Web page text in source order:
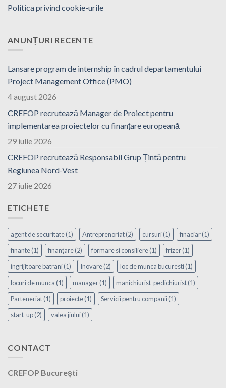
Politica privind cookie-urile
ANUNȚURI RECENTE
Lansare program de internship în cadrul departamentului
Project Management Office (PMO)
4 august 2026
CREFOP recrutează Manager de Proiect pentru
implementarea proiectelor cu finanțare europeană
29 iulie 2026
CREFOP recrutează Responsabil Grup Țintă pentru
Regiunea Nord-Vest
27 iulie 2026
ETICHETE
agent de securitate(1) Antreprenoriat(2) cursuri(1) finaciar(1)
finante(1) finanțare(2) formare si consiliere(1) frizer(1)
ingrijitoare batrani(1) Inovare(2) loc de munca bucuresti(1)
locuri de munca (1) manager(1) manichiurist-pedichiurist(1)
Parteneriat(1) proiecte(1) Servicii pentru companii(1)
start-up(2) valea jiului(1)
CONTACT
CREFOP București